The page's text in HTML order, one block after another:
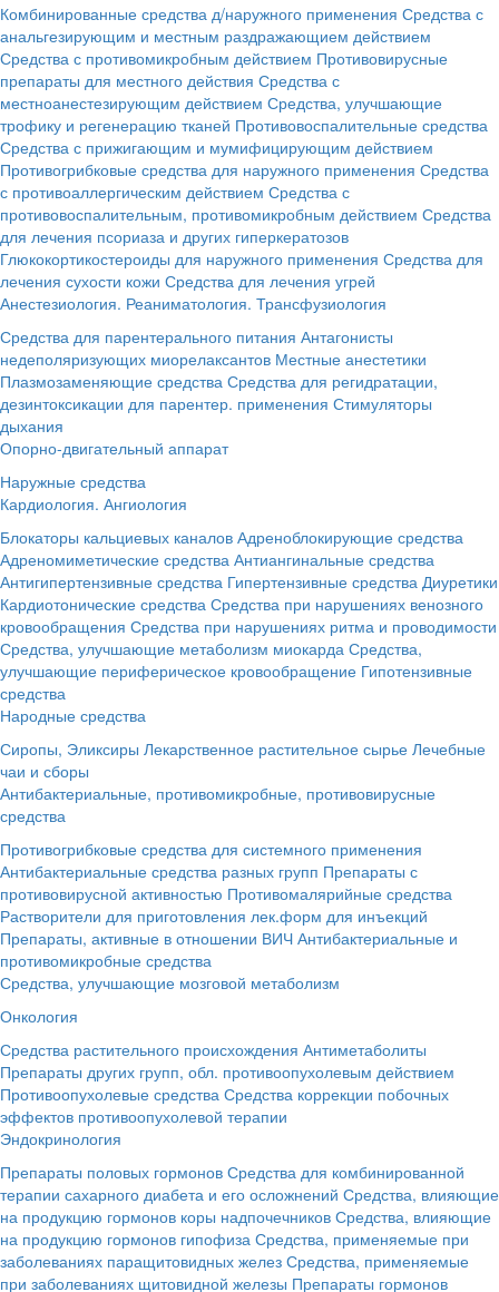
Комбинированные средства д/наружного применения Средства с
анальгезирующим и местным раздражающием действием
Средства с противомикробным действием Противовирусные
препараты для местного действия Средства с
местноанестезирующим действием Средства, улучшающие
трофику и регенерацию тканей Противовоспалительные средства
Средства с прижигающим и мумифицирующим действием
Противогрибковые средства для наружного применения Средства
с противоаллергическим действием Средства с
противовоспалительным, противомикробным действием Средства
для лечения псориаза и других гиперкератозов
Глюкокортикостероиды для наружного применения Средства для
лечения сухости кожи Средства для лечения угрей
Анестезиология. Реаниматология. Трансфузиология
Средства для парентерального питания Антагонисты
недеполяризующих миорелаксантов Местные анестетики
Плазмозаменяющие средства Средства для регидратации,
дезинтоксикации для парентер. применения Стимуляторы
дыхания
Опорно-двигательный аппарат
Наружные средства
Кардиология. Ангиология
Блокаторы кальциевых каналов Адреноблокирующие средства
Адреномиметические средства Антиангинальные средства
Антигипертензивные средства Гипертензивные средства Диуретики
Кардиотонические средства Средства при нарушениях венозного
кровообращения Средства при нарушениях ритма и проводимости
Средства, улучшающие метаболизм миокарда Средства,
улучшающие периферическое кровообращение Гипотензивные
средства
Народные средства
Сиропы, Эликсиры Лекарственное растительное сырье Лечебные
чаи и сборы
Антибактериальные, противомикробные, противовирусные
средства
Противогрибковые средства для системного применения
Антибактериальные средства разных групп Препараты с
противовирусной активностью Противомалярийные средства
Растворители для приготовления лек.форм для инъекций
Препараты, активные в отношении ВИЧ Антибактериальные и
противомикробные средства
Средства, улучшающие мозговой метаболизм
Онкология
Средства растительного происхождения Антиметаболиты
Препараты других групп, обл. противоопухолевым действием
Противоопухолевые средства Средства коррекции побочных
эффектов противоопухолевой терапии
Эндокринология
Препараты половых гормонов Средства для комбинированной
терапии сахарного диабета и его осложнений Средства, влияющие
на продукцию гормонов коры надпочечников Средства, влияющие
на продукцию гормонов гипофиза Средства, применяемые при
заболеваниях паращитовидных желез Средства, применяемые
при заболеваниях щитовидной железы Препараты гормонов